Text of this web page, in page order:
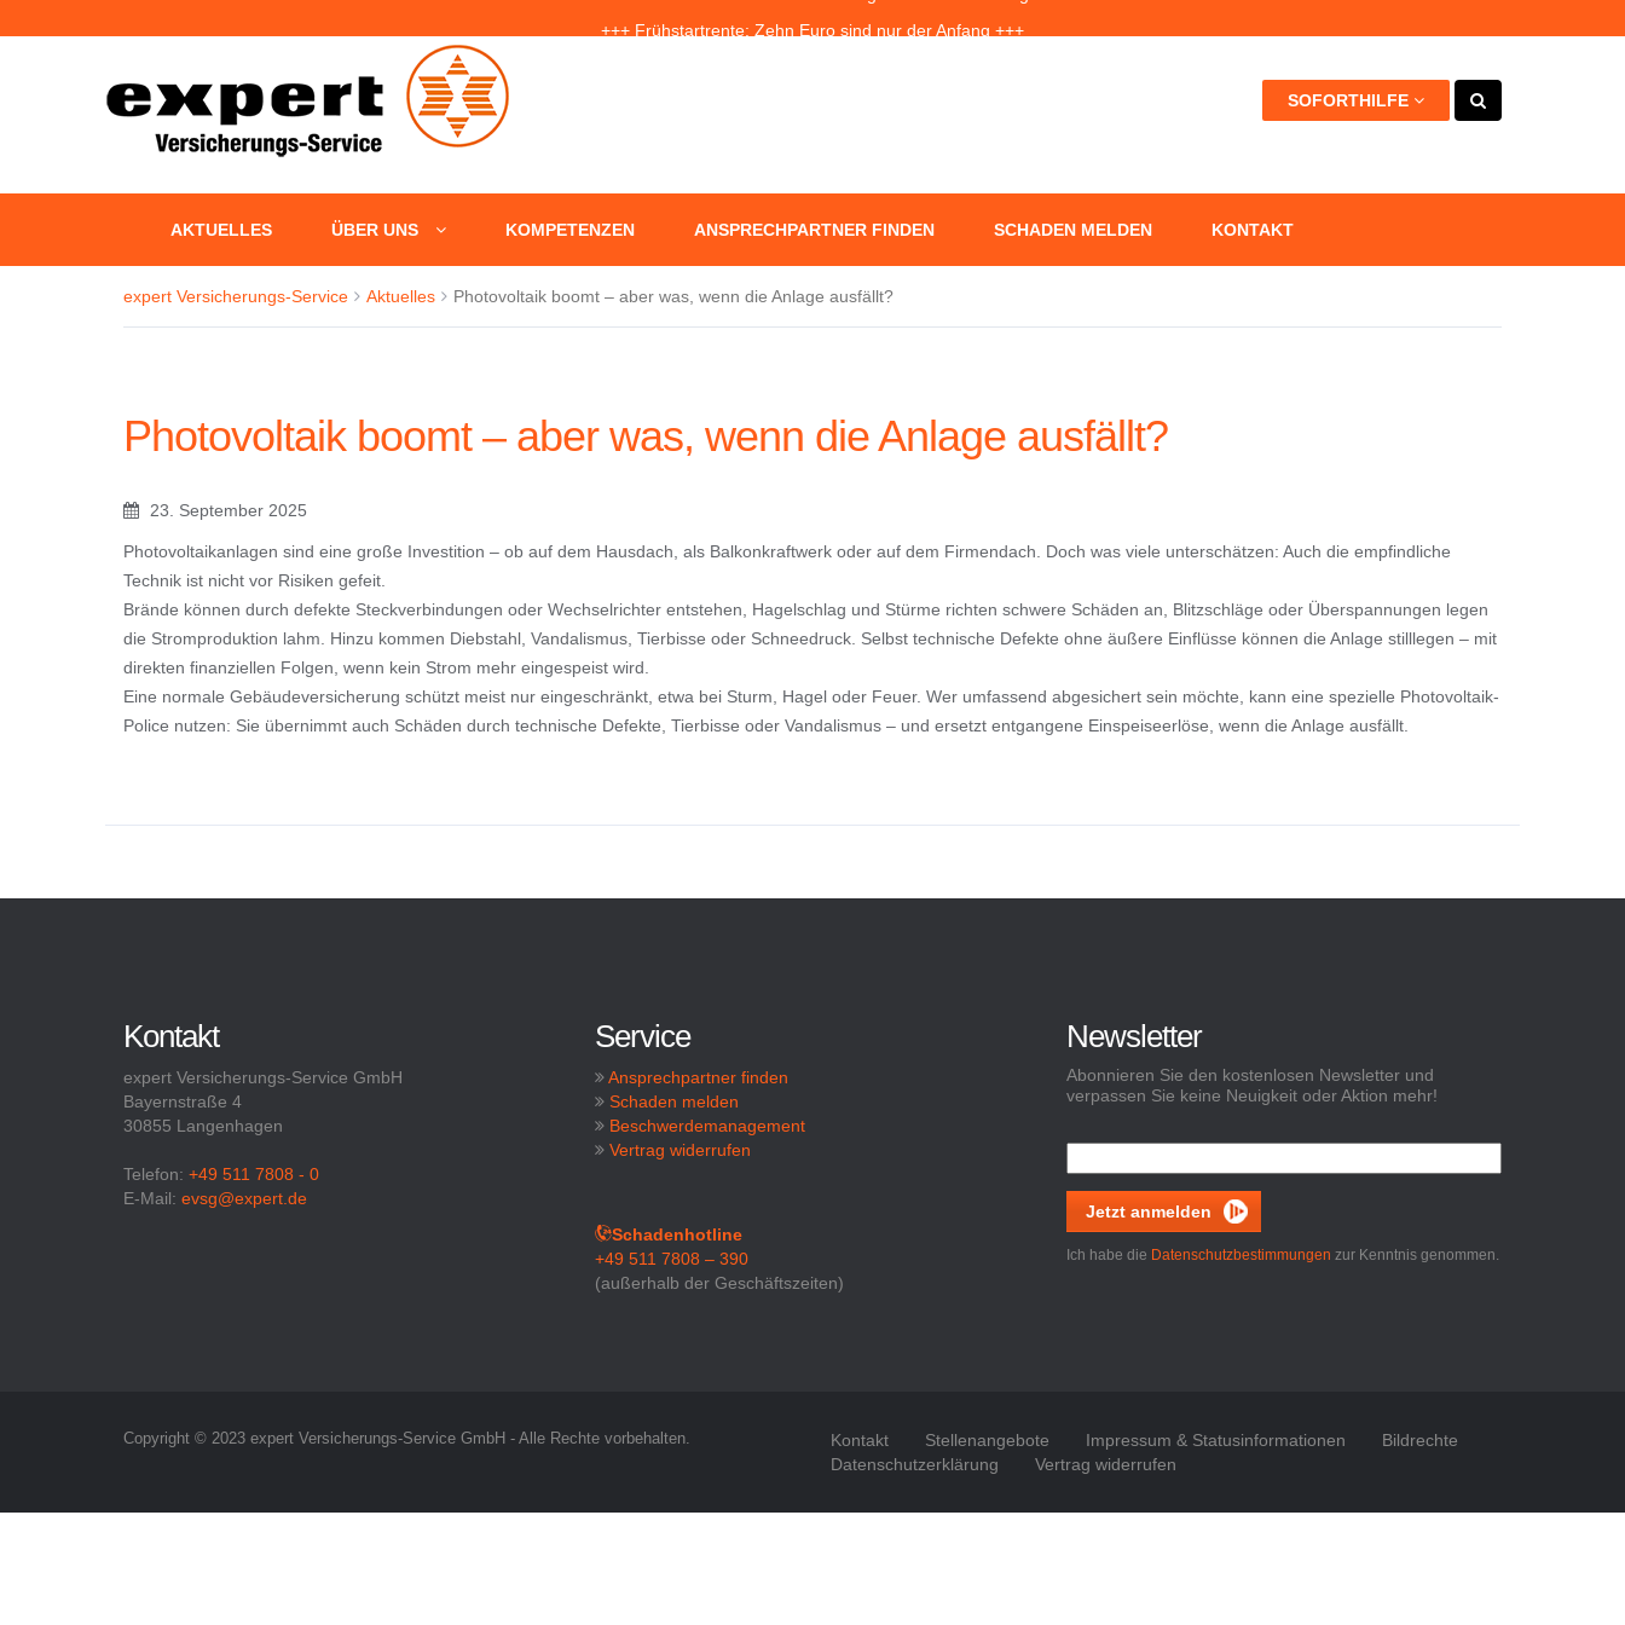
+++ Frühstartrente: Zehn Euro sind nur der Anfang +++
+++ Fünf Jahre nach der Ahrtal-Flut: Warum „Flutdemenz“ gefährlich werden kann +++
SOFORTHILFE
AKTUELLES ÜBER UNS KOMPETENZEN ANSPRECHPARTNER FINDEN SCHADEN MELDEN KONTAKT
expert Versicherungs-Service Aktuelles Photovoltaik boomt – aber was, wenn die Anlage ausfällt?
Photovoltaik boomt – aber was, wenn die Anlage ausfällt?
23. September 2025
Photovoltaikanlagen sind eine große Investition – ob auf dem Hausdach, als Balkonkraftwerk oder auf dem Firmendach. Doch was viele unterschätzen: Auch die empfindliche
Technik ist nicht vor Risiken gefeit.
Brände können durch defekte Steckverbindungen oder Wechselrichter entstehen, Hagelschlag und Stürme richten schwere Schäden an, Blitzschläge oder Überspannungen legen
die Stromproduktion lahm. Hinzu kommen Diebstahl, Vandalismus, Tierbisse oder Schneedruck. Selbst technische Defekte ohne äußere Einflüsse können die Anlage stilllegen – mit
direkten finanziellen Folgen, wenn kein Strom mehr eingespeist wird.
Eine normale Gebäudeversicherung schützt meist nur eingeschränkt, etwa bei Sturm, Hagel oder Feuer. Wer umfassend abgesichert sein möchte, kann eine spezielle Photovoltaik-
Police nutzen: Sie übernimmt auch Schäden durch technische Defekte, Tierbisse oder Vandalismus – und ersetzt entgangene Einspeiseerlöse, wenn die Anlage ausfällt.
Kontakt
expert Versicherungs-Service GmbH
Bayernstraße 4
30855 Langenhagen
Telefon: +49 511 7808 - 0
E-Mail: evsg@expert.de
Service
Ansprechpartner finden
Schaden melden
Beschwerdemanagement
Vertrag widerrufen
Schadenhotline
+49 511 7808 – 390
(außerhalb der Geschäftszeiten)
Newsletter
Abonnieren Sie den kostenlosen Newsletter und
verpassen Sie keine Neuigkeit oder Aktion mehr!
Jetzt anmelden
Ich habe die Datenschutzbestimmungen zur Kenntnis genommen.
Copyright © 2023 expert Versicherungs-Service GmbH - Alle Rechte vorbehalten. Kontakt Stellenangebote Impressum & Statusinformationen
Bildrechte
Datenschutzerklärung
Vertrag widerrufen